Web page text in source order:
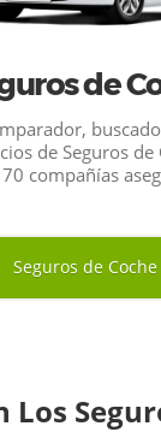
de
de Seguros
compañías
Seguros de Coche
Los